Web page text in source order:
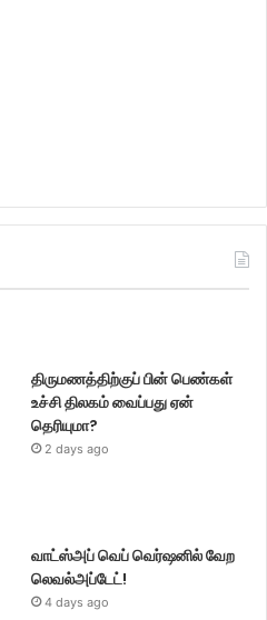
திருமணத்திற்குப் பின் பெண்கள்
உச்சி திலகம் வைப்பது ஏன்
தெரியுமா?
2 days ago
வாட்ஸ்அப் வெப் வெர்ஷனில் வேற
லெவல்அப்டேட்!
4 days ago